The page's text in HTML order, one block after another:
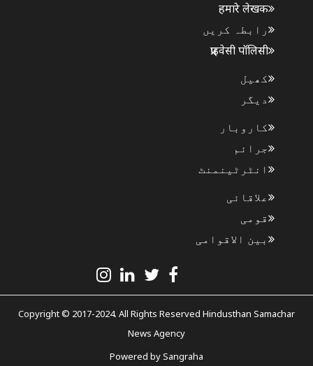
हमारे लेखक
رابطہ کریں
प्राइवेसी पॉलिसी
کھیل
دیگر
کاروبار
جرائم
انٹرٹینمنٹ
علاقائی
قومی
بین الاقوامی
Copyright © 2017-2024. All Rights Reserved Hindusthan Samachar
News Agency
Powered bySangraha